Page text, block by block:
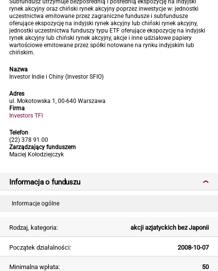
Subfundusz utrzymuje bezpośrednią i pośrednią ekspozycję na indyjski
rynek akcyjny oraz chiński rynek akcyjny poprzez inwestycje w: jednostki
uczestnictwa emitowane przez zagraniczne fundusze i subfundusze
oferujące ekspozycję na indyjski rynek akcyjny lub chiński rynek akcyjny,
jednostki uczestnictwa funduszy typu ETF oferujące ekspozycję na indyjski
rynek akcyjny lub chiński rynek akcyjny, akcje i inne udziałowe papiery
wartościowe emitowane przez spółki notowane na rynku indyjskim lub
chińskim.
Nazwa
Investor Indie i Chiny (Investor SFIO)
Adres
ul. Mokotowska 1, 00-640 Warszawa
Firma
Investors TFI
Telefon
(22) 378 91 00
Zarządzający funduszem
Maciej Kołodziejczyk
Informacja o funduszu
Informacje ogólne
Rodzaj, kategoria: akcji azjatyckich bez Japonii
Początek działalności: 2008-10-07
Minimalna wpłata: 50